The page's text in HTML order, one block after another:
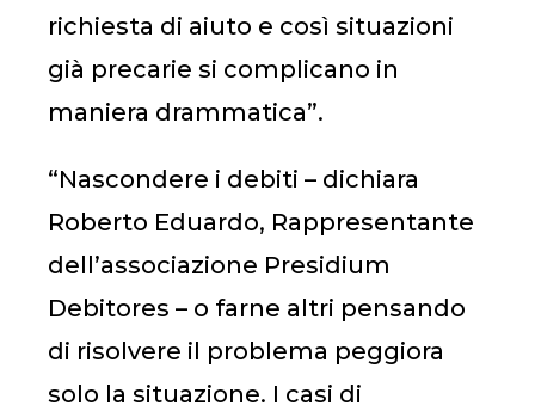
richiesta di aiuto e così situazioni
già precarie si complicano in
maniera drammatica”.
“Nascondere i debiti – dichiara
Roberto Eduardo, Rappresentante
dell’associazione Presidium
Debitores – o farne altri pensando
di risolvere il problema peggiora
solo la situazione. I casi di